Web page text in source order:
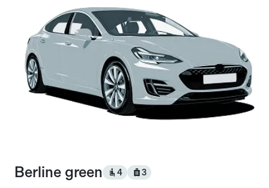
Berline green 4 3